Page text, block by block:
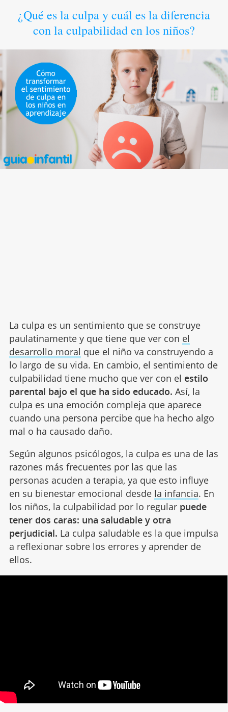
¿Qué es la culpa y cuál es la diferencia
con la culpabilidad en los niños?
La culpa es un sentimiento que se construye
paulatinamente y que tiene que ver con el
desarrollo moral que el niño va construyendo a
lo largo de su vida. En cambio, el sentimiento de
culpabilidad tiene mucho que ver con el estilo
parental bajo el que ha sido educado. Así, la
culpa es una emoción compleja que aparece
cuando una persona percibe que ha hecho algo
mal o ha causado daño.
Según algunos psicólogos, la culpa es una de las
razones más frecuentes por las que las
personas acuden a terapia, ya que esto influye
en su bienestar emocional desde la infancia. En
los niños, la culpabilidad por lo regular puede
tener dos caras: una saludable y otra
perjudicial. La culpa saludable es la que impulsa
a reflexionar sobre los errores y aprender de
ellos.